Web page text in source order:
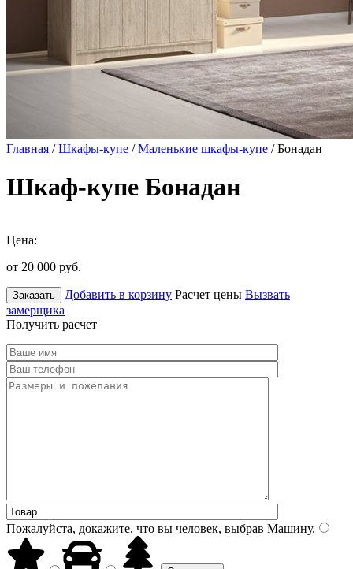
Главная /Шкафы-купе /Маленькие шкафы-купе / Бонадан
Шкаф-купе Бонадан
Цена:
от 20 000 руб.
Заказать Добавить в корзину Расчет цены Вызвать
замерщика
Получить расчет
Пожалуйста, докажите, что вы человек, выбрав Машину.